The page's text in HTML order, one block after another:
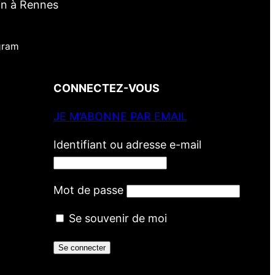
à Rennes
CONNECTEZ-VOUS
JE M’ABONNE PAR EMAIL
Identifiant ou adresse e-mail
Mot de passe
Se souvenir de moi